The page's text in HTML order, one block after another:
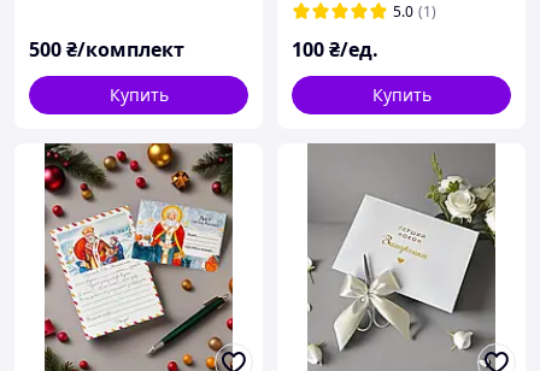
500₴/комплект
Купить
5.0 (1)
100₴/ед.
Купить